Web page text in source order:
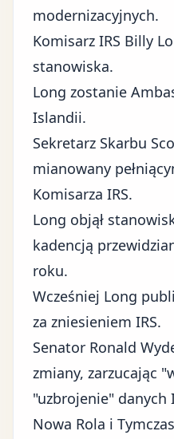
modernizacyjnych.
Komisarz IRS Billy
stanowiska.
Long zostanie
Islandii.
Sekretarz Skarbu
mianowany
Komisarza IRS.
Long objął
kadencją
roku.
Wcześniej Long
za zniesieniem IRS.
Senator Ronald
zmiany, zarzucając
"uzbrojenie" danych
Nowa Rola i